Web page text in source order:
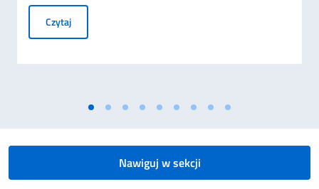
CzytajStypendia rządu włoskiego dla studentów zagranicznych
Nawiguj w sekcji